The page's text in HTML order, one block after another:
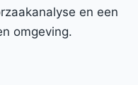
en een
omgeving.